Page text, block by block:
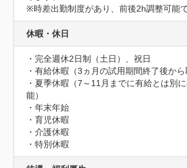
※時差出勤制度があり、前後2h調整可能
休暇・休日
・完全週休2日制（土日）、祝日
・有給休暇（3ヵ月の試用期間終了後から
・夏季休暇（7～11月までに有給とは別
能）
・年末年始
・育児休暇
・介護休暇
・特別休暇